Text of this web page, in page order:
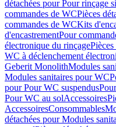
détachées pour Pour rinçage
commandes de WCPièces
commandes de WCKits
d'encastrementPour
électronique du rinçage
WC à déclenchement
Geberit MonolithModules
Modules sanitaires pour WC
pour Pour WC suspendus
Pour WC au solAccessoires
AccessoiresConsommables
détachées pour Modules